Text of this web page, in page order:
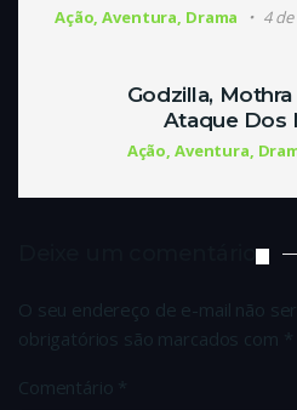
Ação, Aventura, Drama 4
Godzilla,
Ataque Dos
Ação, Aventura,
Deixe um comentário
O seu endereço de e-mail não
obrigatórios são marcados com *
Comentário *